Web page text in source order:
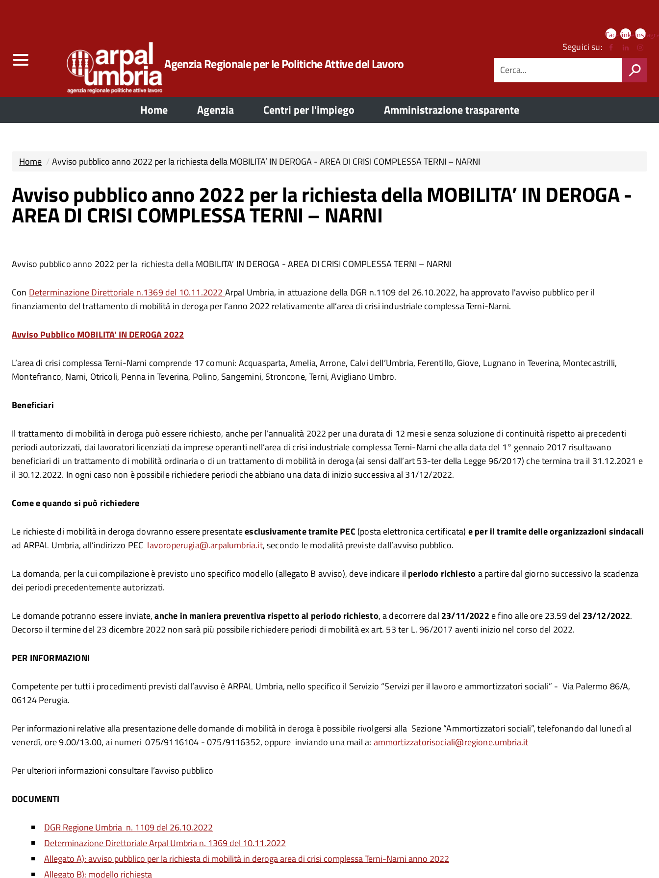
Agenzia Regionale per le Politiche Attive del Lavoro
Seguici su:
Facebook
linkedIn
Home Agenzia Centri per l'impiego Amministrazione trasparente
Home Avviso pubblico anno 2022 per la richiesta della MOBILITA’ IN DEROGA - AREA DI CRISI COMPLESSA TERNI – NARNI
Avviso pubblico anno 2022 per la richiesta della MOBILITA’ IN DEROGA -
AREA DI CRISI COMPLESSA TERNI – NARNI
Avviso pubblico anno 2022 per la richiesta della MOBILITA’ IN DEROGA - AREA DI CRISI COMPLESSA TERNI – NARNI
Con Determinazione Direttoriale n.1369 del 10.11.2022 Arpal Umbria, in attuazione della DGR n.1109 del 26.10.2022, ha approvato l'avviso pubblico per il
finanziamento del trattamento di mobilità in deroga per l’anno 2022 relativamente all’area di crisi industriale complessa Terni-Narni.
Avviso Pubblico MOBILITA' IN DEROGA 2022
L’area di crisi complessa Terni-Narni comprende 17 comuni: Acquasparta, Amelia, Arrone, Calvi dell’Umbria, Ferentillo, Giove, Lugnano in Teverina, Montecastrilli,
Montefranco, Narni, Otricoli, Penna in Teverina, Polino, Sangemini, Stroncone, Terni, Avigliano Umbro.
Beneficiari
Il trattamento di mobilità in deroga può essere richiesto, anche per l’annualità 2022 per una durata di 12 mesi e senza soluzione di continuità rispetto ai precedenti
periodi autorizzati, dai lavoratori licenziati da imprese operanti nell’area di crisi industriale complessa Terni-Narni che alla data del 1° gennaio 2017 risultavano
beneficiari di un trattamento di mobilità ordinaria o di un trattamento di mobilità in deroga (ai sensi dall’art 53-ter della Legge 96/2017) che termina tra il 31.12.2021 e
il 30.12.2022. In ogni caso non è possibile richiedere periodi che abbiano una data di inizio successiva al 31/12/2022.
Come e quando si può richiedere
Le richieste di mobilità in deroga dovranno essere presentateesclusivamente tramite PEC (posta elettronica certificata) e per il tramite delle organizzazioni sindacali
ad ARPAL Umbria, all’indirizzo PEC lavoroperugia@.arpalumbria.it, secondo le modalità previste dall’avviso pubblico.
La domanda, per la cui compilazione è previsto uno specifico modello (allegato B avviso), deve indicare il periodo richiesto a partire dal giorno successivo la scadenza
dei periodi precedentemente autorizzati.
Le domande potranno essere inviate,anche in maniera preventiva rispetto al periodo richiesto, a decorrere dal 23/11/2022 e fino alle ore 23.59 del 23/12/2022.
Decorso il termine del 23 dicembre 2022 non sarà più possibile richiedere periodi di mobilità ex art. 53 ter L. 96/2017 aventi inizio nel corso del 2022.
PER INFORMAZIONI
Competente per tutti i procedimenti previsti dall’avviso è ARPAL Umbria, nello specifico il Servizio “Servizi per il lavoro e ammortizzatori sociali” - Via Palermo 86/A,
06124 Perugia.
Per informazioni relative alla presentazione delle domande di mobilità in deroga è possibile rivolgersi alla Sezione “Ammortizzatori sociali”, telefonando dal lunedì al
venerdì, ore 9.00/13.00, ai numeri 075/9116104 - 075/9116352, oppure inviando una mail a: ammortizzatorisociali@regione.umbria.it
Per ulteriori informazioni consultare l’avviso pubblico
DOCUMENTI
DGR Regione Umbria n. 1109 del 26.10.2022
Determinazione Direttoriale Arpal Umbria n. 1369 del 10.11.2022
Allegato A): avviso pubblico per la richiesta di mobilità in deroga area di crisi complessa Terni-Narni anno 2022
Allegato B): modello richiesta